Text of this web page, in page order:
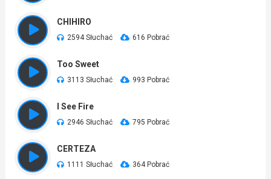
CHIHIRO
2594 Słuchać 616 Pobrać
Too Sweet
3113 Słuchać 993 Pobrać
I See Fire
2946 Słuchać 795 Pobrać
CERTEZA
1111 Słuchać 364 Pobrać